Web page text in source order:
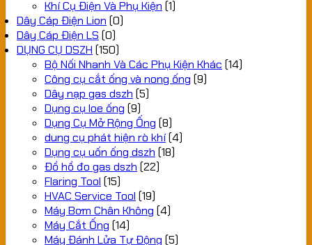
Khí Cụ Điện Và Phụ Kiện (1)
Dây Cáp Điện Lion (0)
Dây Cáp Điện LS (0)
DỤNG CỤ DSZH (150)
Bộ Nối Nhanh Và Các Phụ Kiện Khác (14)
Công cụ cắt ống và nong ống (9)
Dây nạp gas dszh (5)
Dụng cụ loe ống (9)
Dụng Cụ Mở Rộng Ống (8)
dung cụ phát hiện rò khí(4)
Dụng cụ uốn ống dszh (18)
Đồ hồ đo gas dszh (22)
Flaring Tool (15)
HVAC Service Tool (19)
Máy Bơm Chân Không (4)
Máy Cắt Ống (14)
Máy Đánh Lửa Tự Động (5)